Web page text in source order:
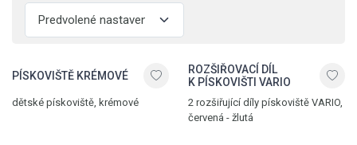
PÍSKOVIŠTĚ KRÉMOVÉ
dětské pískoviště, krémové
ROZŠIŘOVACÍ DÍL
K PÍSKOVIŠTI VARIO
2 rozšiřující díly pískoviště VARIO,
červená - žlutá